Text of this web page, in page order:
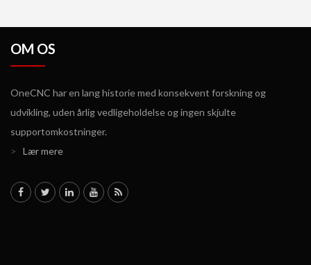
OM OS
OneCNC har en lang historie med konsekvent forskning og
udvikling, uden årlig vedligeholdelse og ingen skjulte
supportomkostninger.
>
Lær mere